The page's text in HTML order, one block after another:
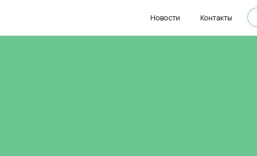
Новости Контакты